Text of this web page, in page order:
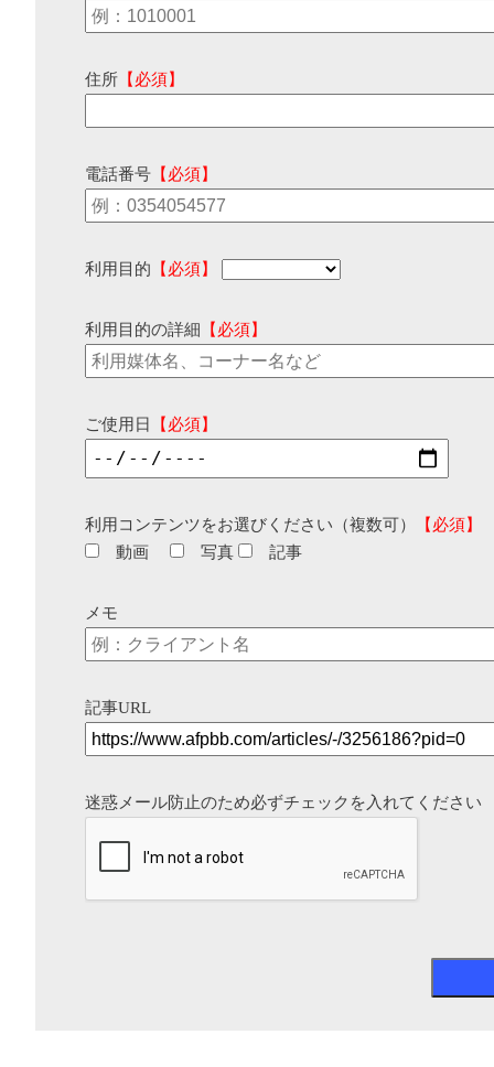
住所 【必須】
電話番号 【必須】
利用目的 【必須】
利用目的の詳細 【必須】
ご使用日 【必須】
利用コンテンツをお選びください（複数可）
【必須】
動画
写真 記事
メモ
記事URL
迷惑メール防止のため必ずチェックを入れてください